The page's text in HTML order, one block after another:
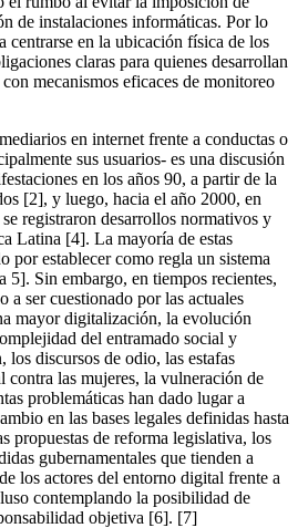
de instalaciones informáticas. Por lo
centrarse en la ubicación física de los
claras para quienes desarrollan
mecanismos eficaces de monitoreo
en internet frente a conductas o
sus usuarios- es una discusión
en los años 90, a partir de la
[2], y luego, hacia el año 2000, en
registraron desarrollos normativos y
Latina [4]. La mayoría de estas
por establecer como regla un sistema
5]. Sin embargo, en tiempos recientes,
a ser cuestionado por las actuales
mayor digitalización, la evolución
del entramado social y
discursos de odio, las estafas
las mujeres, la vulneración de
problemáticas han dado lugar a
en las bases legales definidas hasta
propuestas de reforma legislativa, los
gubernamentales que tienden a
los actores del entorno digital frente a
contemplando la posibilidad de
objetiva [6]. [7]